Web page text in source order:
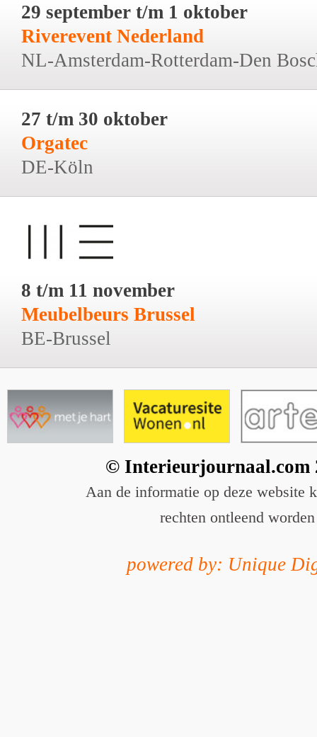
29 september t/m 1 oktober
Riverevent Nederland
NL-Amsterdam-Rotterdam-Den
27 t/m 30 oktober
Orgatec
DE-Köln
8 t/m 11 november
Meubelbeurs Brussel
BE-Brussel
© Interieurjournaal.com
Aan de informatie op deze website
rechten ontleend worden
powered by: Unique